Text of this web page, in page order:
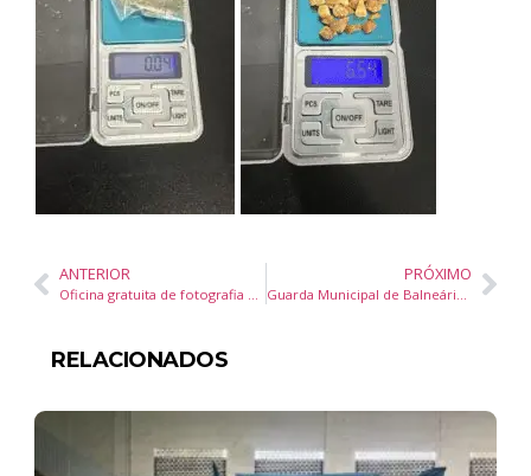
ANTERIOR
Oficina gratuita de fotografia contemplativa de natureza em Balneário Camboriú abre inscrições
PRÓXIMO
Guarda Municipal de Balneário Camboriú prende homem por tráfico e corrupção de menores na Avenida Atlântica
RELACIONADOS